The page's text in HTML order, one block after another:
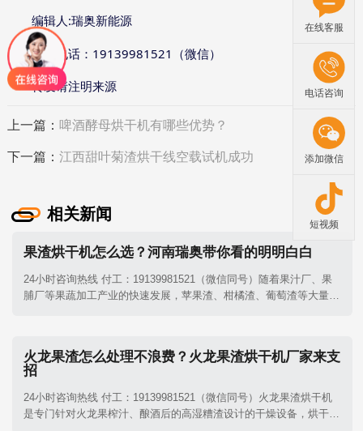
编辑人 :瑞奥新能源
联系电话： 19139981521 （微信）
转发请注明来源
上一篇： 啤酒酵母烘干机有哪些优势？
下一篇： 江西甜叶菊渣烘干线空载试机成功
相关新闻
果渣烘干机怎么选？河南瑞奥带你看的明明白白
24小时咨询热线 付工：19139981521（微信同号）随着果汁厂、果
脯厂等果蔬加工产业的快速发展，苹果渣、柑橘渣、葡萄渣等大量果
火龙果渣怎么处理不浪费？火龙果渣烘干机厂家来支
招
24小时咨询热线 付工：19139981521（微信同号）火龙果渣烘干机​
是专门针对火龙果榨汁、酿酒后的高湿糟渣设计的干燥设备，烘干后
在线客服
电话咨询
添加微信
短视频